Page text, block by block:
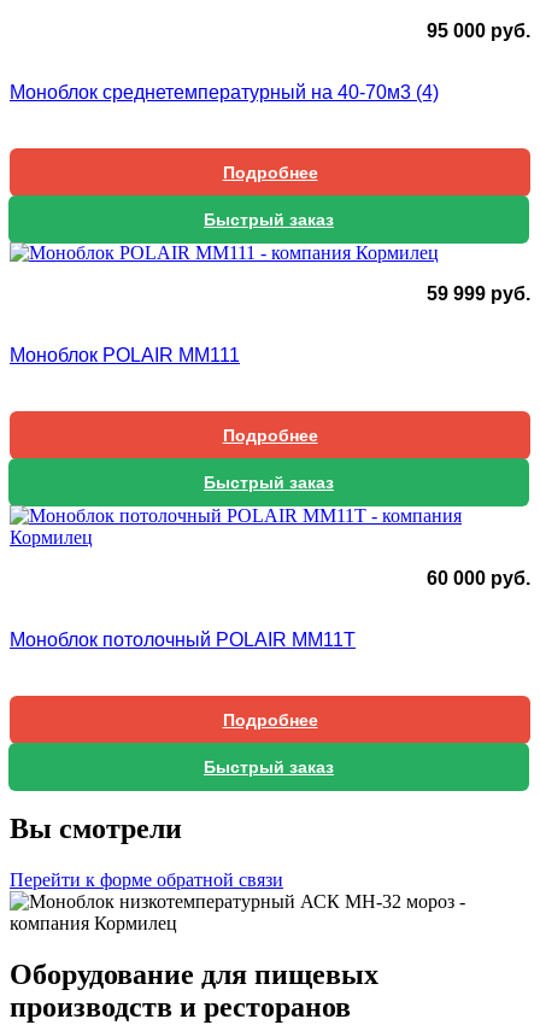
95 000 руб.
Моноблок среднетемпературный на 40-70м3 (4)
Подробнее
Быстрый заказ
59 999 руб.
Моноблок POLAIR MM111
Подробнее
Быстрый заказ
60 000 руб.
Моноблок потолочный POLAIR MM11T
Подробнее
Быстрый заказ
Вы смотрели
Перейти к форме обратной связи
Оборудование для пищевых
производств и ресторанов